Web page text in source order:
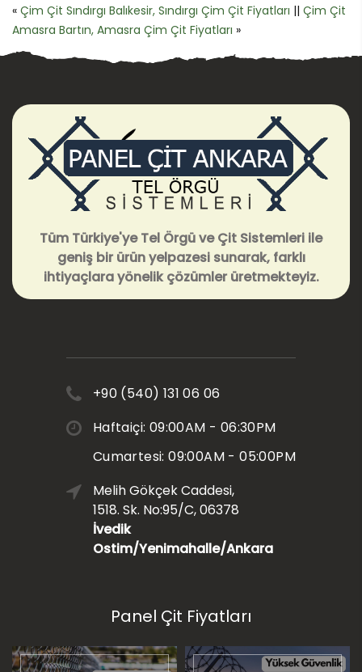
« Çim Çit Sındırgı Balıkesir, Sındırgı Çim Çit Fiyatları || Çim Çit
Amasra Bartın, Amasra Çim Çit Fiyatları »
Tüm Türkiye'ye Tel Örgü ve Çit Sistemleri ile
geniş bir ürün yelpazesi sunarak, farklı
ihtiyaçlara yönelik çözümler üretmekteyiz.
+90 (540) 131 06 06
Haftaiçi: 09:00AM - 06:30PM
Cumartesi: 09:00AM - 05:00PM
Melih Gökçek Caddesi,
1518. Sk. No:95/C, 06378
İvedik
Ostim/Yenimahalle/Ankara
Panel Çit Fiyatları